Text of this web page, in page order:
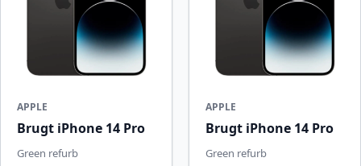
APPLE
Brugt iPhone 14 Pro
Green refurb
APPLE
Brugt iPhone 14 Pro
Green refurb